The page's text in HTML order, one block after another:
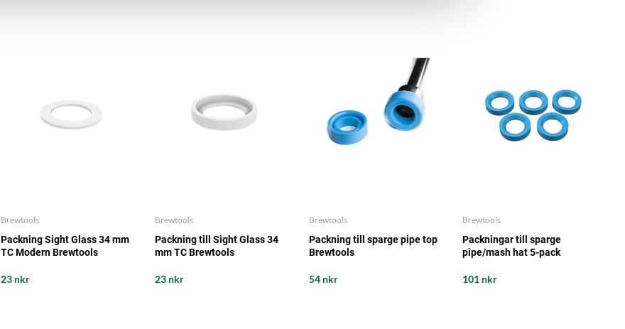
Brewtools
Packning Sight Glass 34 mm
TC Modern Brewtools
23 nkr
Brewtools
Packning till Sight Glass 34
mm TC Brewtools
23 nkr
Brewtools
Packning till sparge pipe top
Brewtools
54 nkr
Brewtools
Packningar till sparge
pipe/mash hat 5-pack
101 nkr